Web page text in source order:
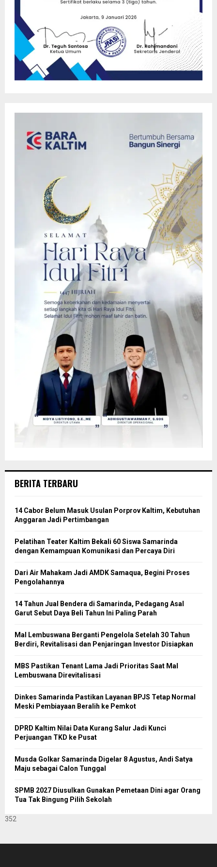
BERITA TERBARU
14 Cabor Belum Masuk Usulan Porprov Kaltim, Kebutuhan
Anggaran Jadi Pertimbangan
Pelatihan Teater Kaltim Bekali 60 Siswa Samarinda
dengan Kemampuan Komunikasi dan Percaya Diri
Dari Air Mahakam Jadi AMDK Samaqua, Begini Proses
Pengolahannya
14 Tahun Jual Bendera di Samarinda, Pedagang Asal
Garut Sebut Daya Beli Tahun Ini Paling Parah
Mal Lembuswana Berganti Pengelola Setelah 30 Tahun
Berdiri, Revitalisasi dan Penjaringan Investor Disiapkan
MBS Pastikan Tenant Lama Jadi Prioritas Saat Mal
Lembuswana Direvitalisasi
Dinkes Samarinda Pastikan Layanan BPJS Tetap Normal
Meski Pembiayaan Beralih ke Pemkot
DPRD Kaltim Nilai Data Kurang Salur Jadi Kunci
Perjuangan TKD ke Pusat
Musda Golkar Samarinda Digelar 8 Agustus, Andi Satya
Maju sebagai Calon Tunggal
SPMB 2027 Diusulkan Gunakan Pemetaan Dini agar Orang
Tua Tak Bingung Pilih Sekolah
352